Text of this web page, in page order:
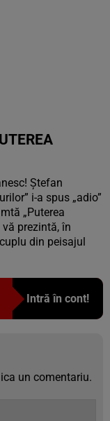
Ștefan
i-a spus „adio”
„Puterea
vă prezintă, în
din peisajul
Intră în cont!
un comentariu.